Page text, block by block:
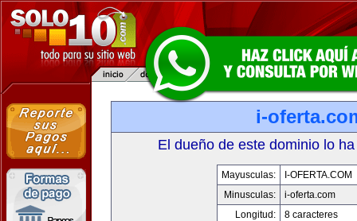
i-
El dueño de este dominio lo
Mayusculas:
I-OFERTA.COM
Minusculas:
i-oferta.com
Longitud:
8 caracteres